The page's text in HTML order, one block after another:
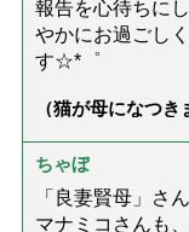
報告を心待ちに
やかにお過ごし
す☆*゜
（猫が母になつ
ちゃぼ
「良妻賢母」さ
マナミコさんも